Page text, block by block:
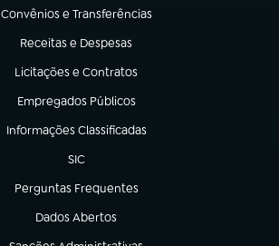
Convênios e Transferências
(abre em nova aba)
Receitas e Despesas
(abre em nova aba)
Licitações e Contratos
(abre em nova aba)
Empregados Públicos
(abre em nova aba)
Informações Classificadas
(abre em nova aba)
SIC
(abre em nova aba)
Perguntas Frequentes
(abre em nova aba)
Dados Abertos
(abre em nova aba)